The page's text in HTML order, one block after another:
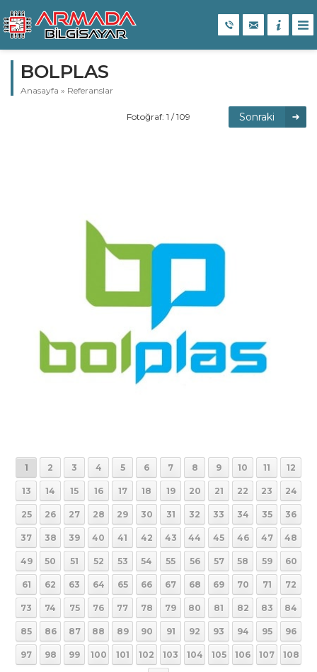
BOLPLAS
Anasayfa » Referanslar
Fotoğraf: 1 / 109 Sonraki
1 2 3 4 5 6 7 8 9 10 11 12
13 14 15 16 17 18 19 20 21 22 23 24
25 26 27 28 29 30 31 32 33 34 35 36
37 38 39 40 41 42 43 44 45 46 47 48
49 50 51 52 53 54 55 56 57 58 59 60
61 62 63 64 65 66 67 68 69 70 71 72
73 74 75 76 77 78 79 80 81 82 83 84
85 86 87 88 89 90 91 92 93 94 95 96
97 98 99 100 101 102 103 104 105 106 107 108